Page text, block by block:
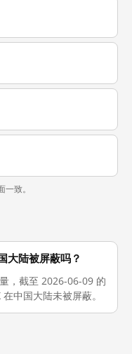
致。
陆被屏蔽吗？
，截至 2026-06-09 的
中国大陆未被屏蔽。